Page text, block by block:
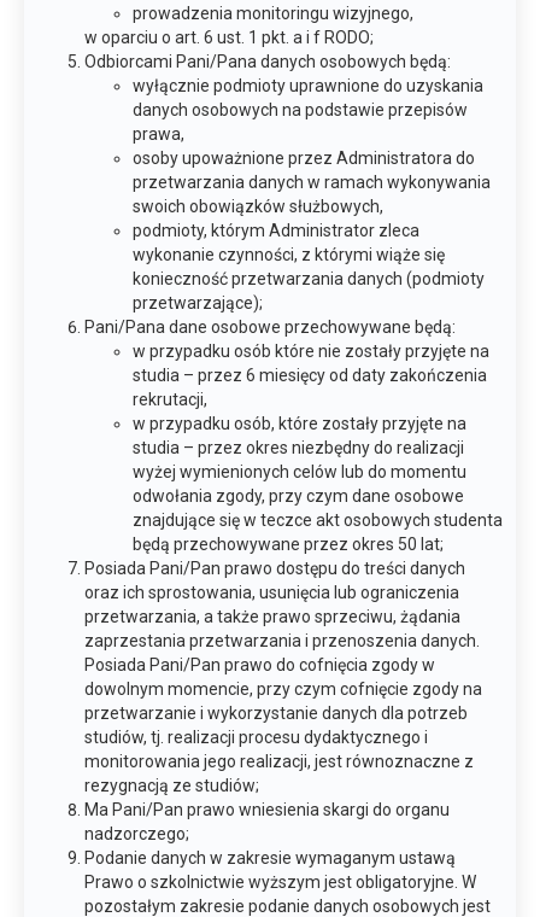
prowadzenia monitoringu wizyjnego,
w oparciu o art. 6 ust. 1 pkt. a i f RODO;
Odbiorcami Pani/Pana danych osobowych będą:
wyłącznie podmioty uprawnione do uzyskania
danych osobowych na podstawie przepisów
prawa,
osoby upoważnione przez Administratora do
przetwarzania danych w ramach wykonywania
swoich obowiązków służbowych,
podmioty, którym Administrator zleca
wykonanie czynności, z którymi wiąże się
konieczność przetwarzania danych (podmioty
przetwarzające);
Pani/Pana dane osobowe przechowywane będą:
w przypadku osób które nie zostały przyjęte na
studia – przez 6 miesięcy od daty zakończenia
rekrutacji,
w przypadku osób, które zostały przyjęte na
studia – przez okres niezbędny do realizacji
wyżej wymienionych celów lub do momentu
odwołania zgody, przy czym dane osobowe
znajdujące się w teczce akt osobowych studenta
będą przechowywane przez okres 50 lat;
Posiada Pani/Pan prawo dostępu do treści danych
oraz ich sprostowania, usunięcia lub ograniczenia
przetwarzania, a także prawo sprzeciwu, żądania
zaprzestania przetwarzania i przenoszenia danych.
Posiada Pani/Pan prawo do cofnięcia zgody w
dowolnym momencie, przy czym cofnięcie zgody na
przetwarzanie i wykorzystanie danych dla potrzeb
studiów, tj. realizacji procesu dydaktycznego i
monitorowania jego realizacji, jest równoznaczne z
rezygnacją ze studiów;
Ma Pani/Pan prawo wniesienia skargi do organu
nadzorczego;
Podanie danych w zakresie wymaganym ustawą
Prawo o szkolnictwie wyższym jest obligatoryjne. W
pozostałym zakresie podanie danych osobowych jest